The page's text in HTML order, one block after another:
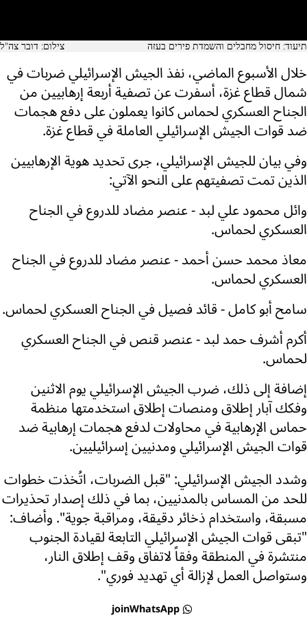
תיעוד: חיסול מחבלים והשמדת פירים בעזה צילום: דובר צה"ל
خلال الأسبوع الماضي، نفذ الجيش الإسرائيلي ضربات في
شمال قطاع غزة، أسفرت عن تصفية أربعة إرهابيين من
الجناح العسكري لحماس كانوا يعملون على دفع هجمات
ضد قوات الجيش الإسرائيلي العاملة في قطاع غزة.
وفي بيان للجيش الإسرائيلي، جرى تحديد هوية الإرهابيين
الذين تمت تصفيتهم على النحو الآتي:
وائل محمود علي لبد - عنصر مضاد للدروع في الجناح
العسكري لحماس.
معاذ محمد حسن أحمد - عنصر مضاد للدروع في الجناح
العسكري لحماس.
سامح أبو كامل - قائد فصيل في الجناح العسكري لحماس.
أكرم أشرف حمد لبد - عنصر قنص في الجناح العسكري
لحماس.
إضافة إلى ذلك، ضرب الجيش الإسرائيلي يوم الاثنين
وفكك آبار إطلاق ومنصات إطلاق استخدمتها منظمة
حماس الإرهابية في محاولات لدفع هجمات إرهابية ضد
قوات الجيش الإسرائيلي ومدنيين إسرائيليين.
وشدد الجيش الإسرائيلي: "قبل الضربات، اتُخذت خطوات
للحد من المساس بالمدنيين، بما في ذلك إصدار تحذيرات
مسبقة، واستخدام ذخائر دقيقة، ومراقبة جوية". وأضاف:
"تبقى قوات الجيش الإسرائيلي التابعة لقيادة الجنوب
منتشرة في المنطقة وفقاً لاتفاق وقف إطلاق النار،
وستواصل العمل لإزالة أي تهديد فوري".
joinWhatsApp